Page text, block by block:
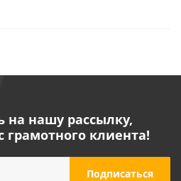
на нашу рассылку,
грамотного клиента!